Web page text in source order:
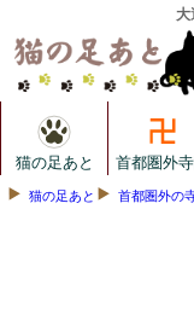
大
猫の足あと 首都圏外
猫の足あと 首都圏外の